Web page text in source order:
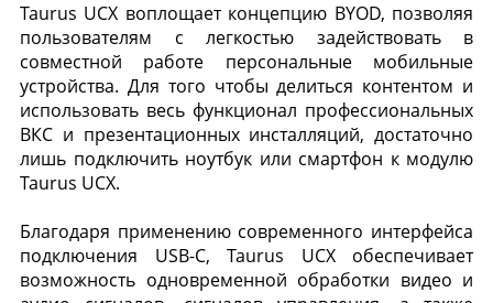
Taurus UCX воплощает концепцию BYOD, позволяя
пользователям с легкостью задействовать в
совместной работе персональные мобильные
устройства. Для того чтобы делиться контентом и
использовать весь функционал профессиональных
ВКС и презентационных инсталляций, достаточно
лишь подключить ноутбук или смартфон к модулю
Taurus UCX.
Благодаря применению современного интерфейса
подключения USB-C, Taurus UCX обеспечивает
возможность одновременной обработки видео и